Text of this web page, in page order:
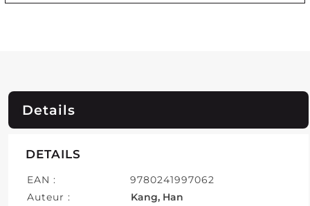
Details
DETAILS
EAN :
9780241997062
Auteur :
Kang, Han